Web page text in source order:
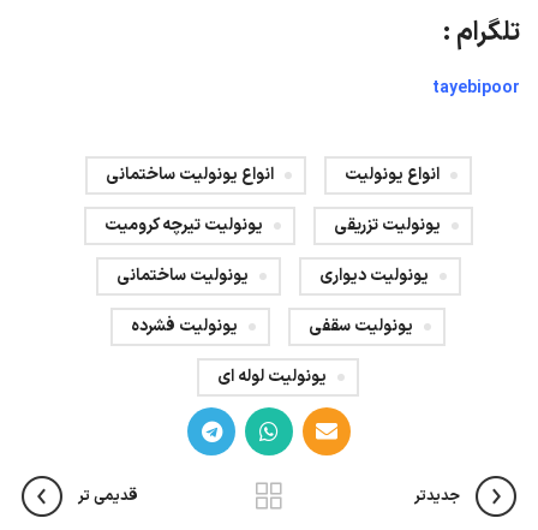
تلگرام :
tayebipoor
انواع یونولیت
انواع یونولیت ساختمانی
یونولیت تزریقی
یونولیت تیرچه کرومیت
یونولیت دیواری
یونولیت ساختمانی
یونولیت سقفی
یونولیت فشرده
یونولیت لوله ای
جدیدتر قدیمی تر